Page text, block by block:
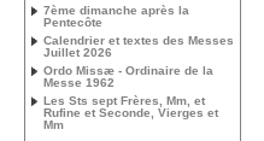
7ème dimanche après la
Pentecôte
Calendrier et textes des Messes
Juillet 2026
Ordo Missæ - Ordinaire de la
Messe 1962
Les Sts sept Frères, Mm, et
Rufine et Seconde, Vierges et
Mm